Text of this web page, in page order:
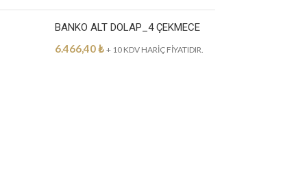
BANKO ALT DOLAP_4 ÇEKMECE
6.466,40₺ + 10 KDV HARİÇ FİYATIDIR.